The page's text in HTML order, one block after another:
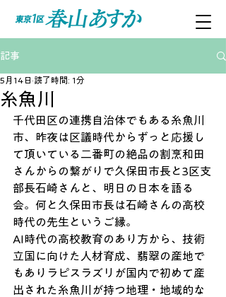
記事
糸魚川
5月14日 読了時間: 1分
千代田区の連携自治体でもある糸魚川
市、昨夜は区議時代からずっと応援し
て頂いている二番町の絶品の割烹和田
さんからの繋がりで久保田市長と3区支
部長石崎さんと、明日の日本を語る
会。何と久保田市長は石崎さんの高校
時代の先生というご縁。
AI時代の高校教育のあり方から、技術
立国に向けた人材育成、翡翠の産地で
もありラピスラズリが国内で初めて産
出された糸魚川が持つ地理・地域的な